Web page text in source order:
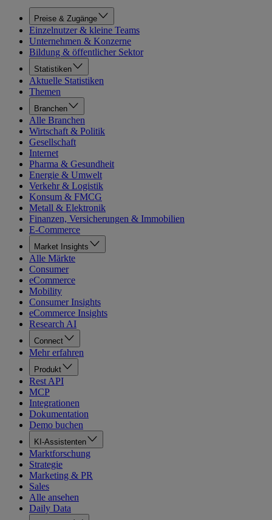
Preise & Zugänge
Einzelnutzer & kleine Teams
Unternehmen & Konzerne
Bildung & öffentlicher Sektor
Statistiken
Aktuelle Statistiken
Themen
Branchen
Alle Branchen
Wirtschaft & Politik
Gesellschaft
Internet
Pharma & Gesundheit
Energie & Umwelt
Verkehr & Logistik
Konsum & FMCG
Metall & Elektronik
Finanzen, Versicherungen & Immobilien
E-Commerce
Market Insights
Alle Märkte
Consumer
eCommerce
Mobility
Consumer Insights
eCommerce Insights
Research AI
Connect
Mehr erfahren
Produkt
Rest API
MCP
Integrationen
Dokumentation
Demo buchen
KI-Assistenten
Marktforschung
Strategie
Marketing & PR
Sales
Alle ansehen
Daily Data